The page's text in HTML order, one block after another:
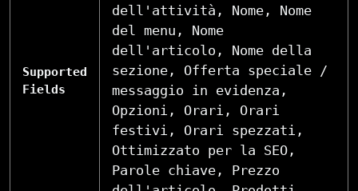
Supported
Fields
dell'attività, Nome, Nome
del menu, Nome
dell'articolo, Nome della
sezione, Offerta speciale /
messaggio in evidenza,
Opzioni, Orari, Orari
festivi, Orari spezzati,
Ottimizzato per la SEO,
Parole chiave, Prezzo